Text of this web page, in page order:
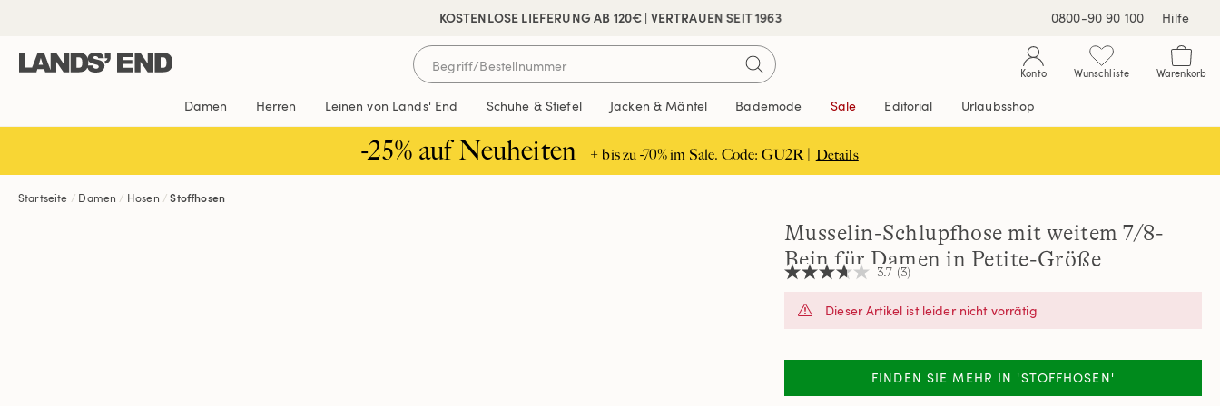
Inhalt
Navigation
Suche
KOSTENLOSE LIEFERUNG AB 120€ | VERTRAUEN SEIT 1963
🔒 SICHER BEZAHLEN 0800-90 90 100 Hilfe
Konto Wunschliste Warenkorb
Damen Herren Leinen von Lands' End Schuhe & Stiefel Jacken & Mäntel Bademode Sale Editorial Urlaubsshop
-25% auf Neuheiten + bis zu -70% im Sale. Code: GU2R | Details
Startseite Damen Hosen Stoffhosen
Musselin-Schlupfhose mit weitem 7/8-
Bein für Damen in Petite-Größe
3.7
3
3.7 (3)
Dieser Artikel ist leider nicht vorrätig
FINDEN SIE MEHR IN 'STOFFHOSEN'